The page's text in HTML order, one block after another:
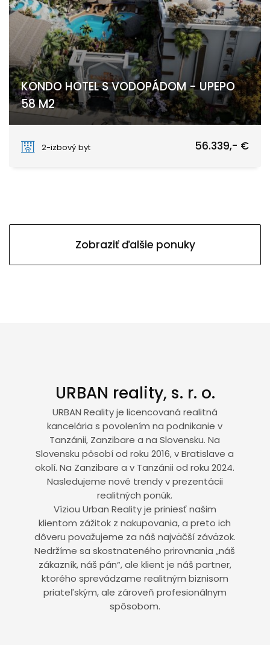
KONDO HOTEL S VODOPÁDOM - UPEPO
58 M2
2-izbový byt
56.339,- €
Zobraziť ďalšie ponuky
URBAN reality, s. r. o.
URBAN Reality je licencovaná realitná
kancelária s povolením na podnikanie v
Tanzánii, Zanzibare a na Slovensku. Na
Slovensku pôsobí od roku 2016, v Bratislave a
okolí. Na Zanzibare a v Tanzánii od roku 2024.
Nasledujeme nové trendy v prezentácii
realitných ponúk.
Víziou Urban Reality je priniesť našim
klientom zážitok z nakupovania, a preto ich
dôveru považujeme za náš najväčší záväzok.
Nedržíme sa skostnateného prirovnania „náš
zákazník, náš pán“, ale klient je náš partner,
ktorého sprevádzame realitným biznisom
priateľským, ale zároveň profesionálnym
spôsobom.